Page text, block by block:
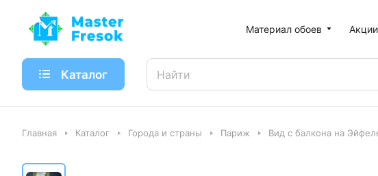
Материал обоев Акции
Каталог
Главная Каталог Города и страны Париж Вид с балкона на